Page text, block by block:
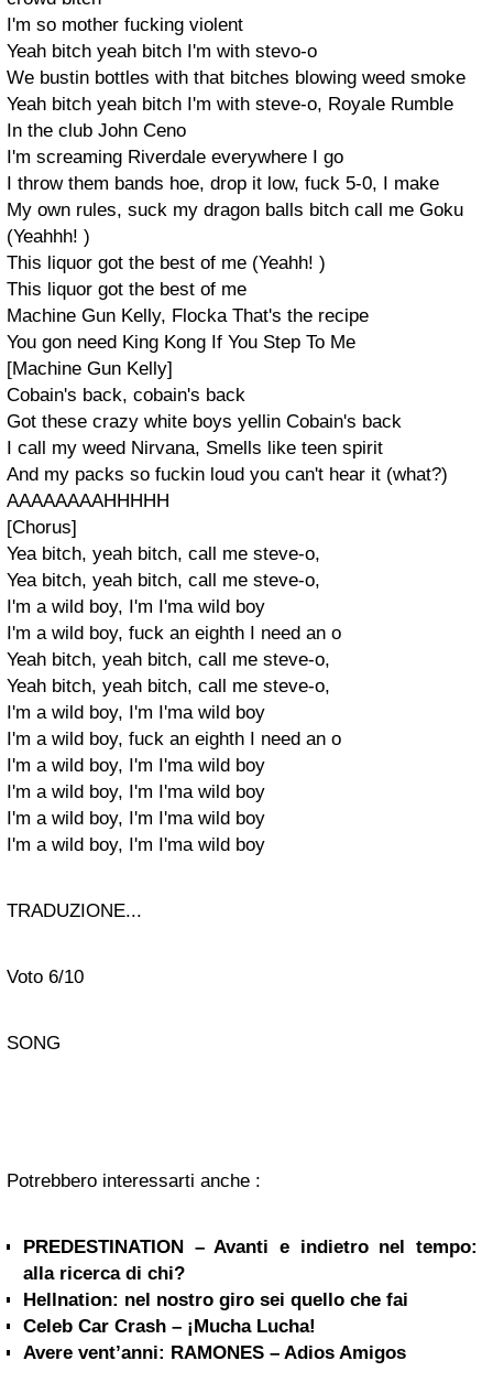
I'm so mother fucking violent
Yeah bitch yeah bitch I'm with stevo-o
We bustin bottles with that bitches blowing weed smoke
Yeah bitch yeah bitch I'm with steve-o, Royale Rumble
In the club John Ceno
I'm screaming Riverdale everywhere I go
I throw them bands hoe, drop it low, fuck 5-0, I make
My own rules, suck my dragon balls bitch call me Goku
(Yeahhh! )
This liquor got the best of me (Yeahh! )
This liquor got the best of me
Machine Gun Kelly, Flocka That's the recipe
You gon need King Kong If You Step To Me
[Machine Gun Kelly]
Cobain's back, cobain's back
Got these crazy white boys yellin Cobain's back
I call my weed Nirvana, Smells like teen spirit
And my packs so fuckin loud you can't hear it (what?)
AAAAAAAAHHHHH
[Chorus]
Yea bitch, yeah bitch, call me steve-o,
Yea bitch, yeah bitch, call me steve-o,
I'm a wild boy, I'm I'ma wild boy
I'm a wild boy, fuck an eighth I need an o
Yeah bitch, yeah bitch, call me steve-o,
Yeah bitch, yeah bitch, call me steve-o,
I'm a wild boy, I'm I'ma wild boy
I'm a wild boy, fuck an eighth I need an o
I'm a wild boy, I'm I'ma wild boy
I'm a wild boy, I'm I'ma wild boy
I'm a wild boy, I'm I'ma wild boy
I'm a wild boy, I'm I'ma wild boy
TRADUZIONE...
Voto 6/10
SONG
Potrebbero interessarti anche :
PREDESTINATION – Avanti e indietro nel tempo:
alla ricerca di chi?
Hellnation: nel nostro giro sei quello che fai
Celeb Car Crash – ¡Mucha Lucha!
Avere vent’anni: RAMONES – Adios Amigos